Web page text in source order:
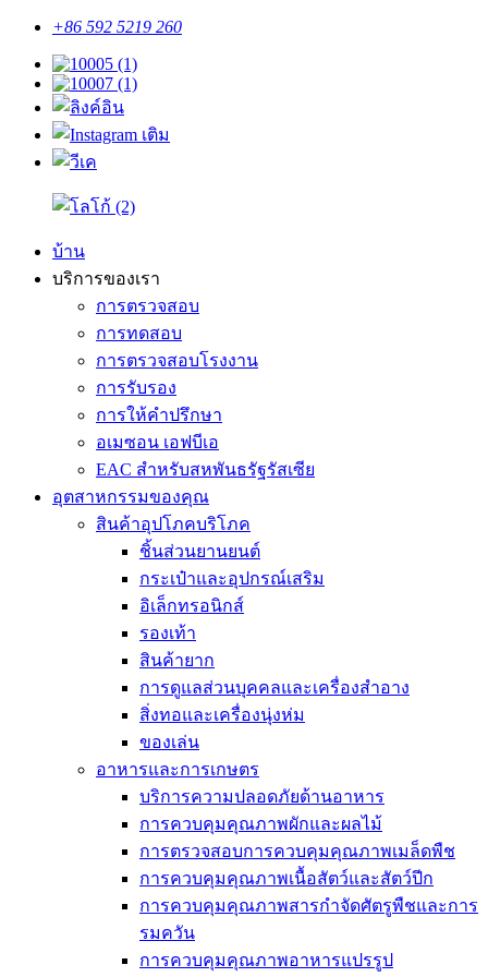
+86 592 5219 260
บ้าน
บริการของเรา
การตรวจสอบ
การทดสอบ
การตรวจสอบโรงงาน
การรับรอง
การให้คำปรึกษา
อเมซอน เอฟบีเอ
EAC สำหรับสหพันธรัฐรัสเซีย
อุตสาหกรรมของคุณ
สินค้าอุปโภคบริโภค
ชิ้นส่วนยานยนต์
กระเป๋าและอุปกรณ์เสริม
อิเล็กทรอนิกส์
รองเท้า
สินค้ายาก
การดูแลส่วนบุคคลและเครื่องสำอาง
สิ่งทอและเครื่องนุ่งห่ม
ของเล่น
อาหารและการเกษตร
บริการความปลอดภัยด้านอาหาร
การควบคุมคุณภาพผักและผลไม้
การตรวจสอบการควบคุมคุณภาพเมล็ดพืช
การควบคุมคุณภาพเนื้อสัตว์และสัตว์ปีก
การควบคุมคุณภาพสารกำจัดศัตรูพืชและการ
รมควัน
การควบคุมคุณภาพอาหารแปรรูป